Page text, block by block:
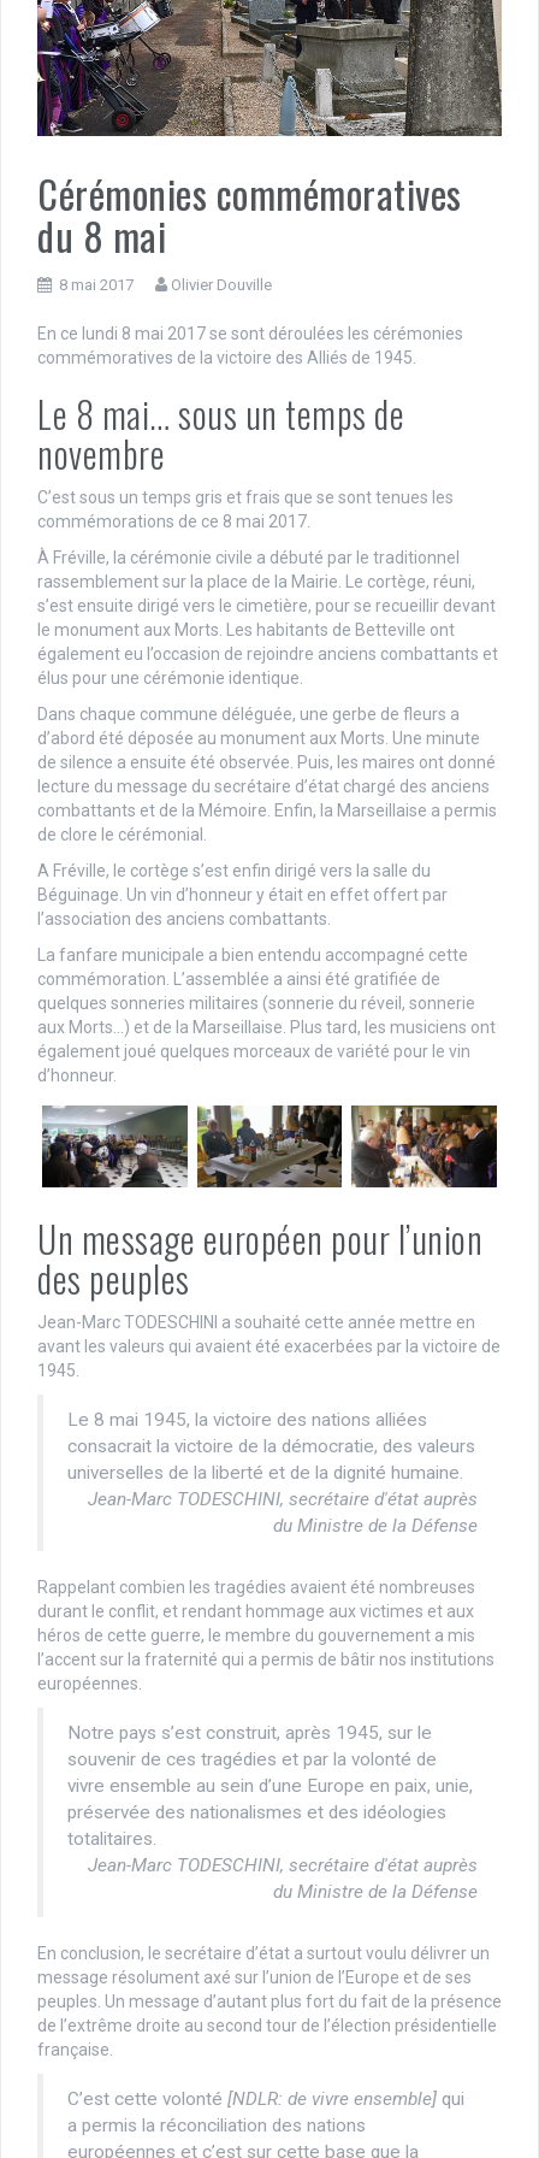
Cérémonies commémoratives
du 8 mai
8 mai 2017 Olivier Douville
En ce lundi 8 mai 2017 se sont déroulées les cérémonies
commémoratives de la victoire des Alliés de 1945.
Le 8 mai… sous un temps de
novembre
C’est sous un temps gris et frais que se sont tenues les
commémorations de ce 8 mai 2017.
À Fréville, la cérémonie civile a débuté par le traditionnel
rassemblement sur la place de la Mairie. Le cortège, réuni,
s’est ensuite dirigé vers le cimetière, pour se recueillir devant
le monument aux Morts. Les habitants de Betteville ont
également eu l’occasion de rejoindre anciens combattants et
élus pour une cérémonie identique.
Dans chaque commune déléguée, une gerbe de fleurs a
d’abord été déposée au monument aux Morts. Une minute
de silence a ensuite été observée. Puis, les maires ont donné
lecture du message du secrétaire d’état chargé des anciens
combattants et de la Mémoire. Enfin, la Marseillaise a permis
de clore le cérémonial.
A Fréville, le cortège s’est enfin dirigé vers la salle du
Béguinage. Un vin d’honneur y était en effet offert par
l’association des anciens combattants.
La fanfare municipale a bien entendu accompagné cette
commémoration. L’assemblée a ainsi été gratifiée de
quelques sonneries militaires (sonnerie du réveil, sonnerie
aux Morts…) et de la Marseillaise. Plus tard, les musiciens ont
également joué quelques morceaux de variété pour le vin
d’honneur.
Un message européen pour l’union
des peuples
Jean-Marc TODESCHINI a souhaité cette année mettre en
avant les valeurs qui avaient été exacerbées par la victoire de
1945.
Le 8 mai 1945, la victoire des nations alliées
consacrait la victoire de la démocratie, des valeurs
universelles de la liberté et de la dignité humaine.
Jean-Marc TODESCHINI, secrétaire d'état auprès
du Ministre de la Défense
Rappelant combien les tragédies avaient été nombreuses
durant le conflit, et rendant hommage aux victimes et aux
héros de cette guerre, le membre du gouvernement a mis
l’accent sur la fraternité qui a permis de bâtir nos institutions
européennes.
Notre pays s’est construit, après 1945, sur le
souvenir de ces tragédies et par la volonté de
vivre ensemble au sein d’une Europe en paix, unie,
préservée des nationalismes et des idéologies
totalitaires.
Jean-Marc TODESCHINI, secrétaire d'état auprès
du Ministre de la Défense
En conclusion, le secrétaire d’état a surtout voulu délivrer un
message résolument axé sur l’union de l’Europe et de ses
peuples. Un message d’autant plus fort du fait de la présence
de l’extrême droite au second tour de l’élection présidentielle
française.
C’est cette volonté [NDLR: de vivre ensemble] qui
a permis la réconciliation des nations
européennes et c’est sur cette base que la